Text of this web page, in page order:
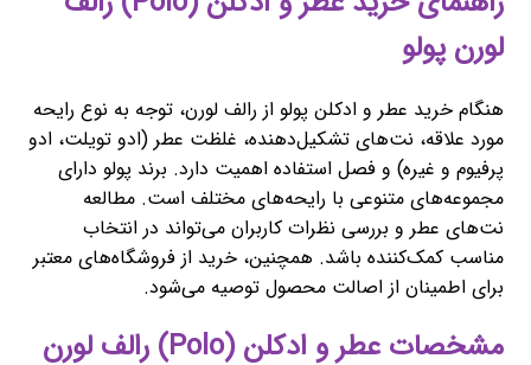
لورن پولو
هنگام خرید عطر و ادکلن پولو از رالف لورن، توجه به نوع رایحه
مورد علاقه، نت‌های تشکیل‌دهنده، غلظت عطر (ادو تویلت، ادو
پرفیوم و غیره) و فصل استفاده اهمیت دارد. برند پولو دارای
مجموعه‌های متنوعی با رایحه‌های مختلف است. مطالعه
نت‌های عطر و بررسی نظرات کاربران می‌تواند در انتخاب
مناسب کمک‌کننده باشد. همچنین، خرید از فروشگاه‌های معتبر
برای اطمینان از اصالت محصول توصیه می‌شود.
مشخصات عطر و ادکلن (Polo) رالف لورن